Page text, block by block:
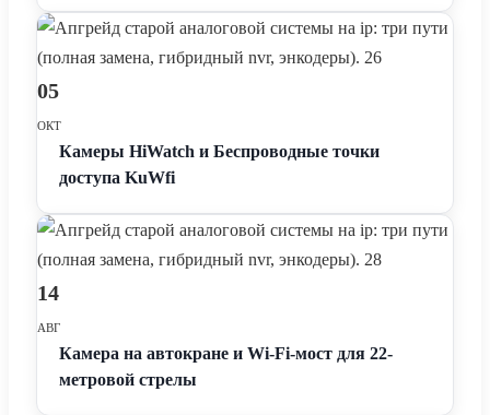
05
ОКТ
Камеры HiWatch и Беспроводные точки
доступа KuWfi
14
АВГ
Камера на автокране и Wi‑Fi-мост для 22-
метровой стрелы